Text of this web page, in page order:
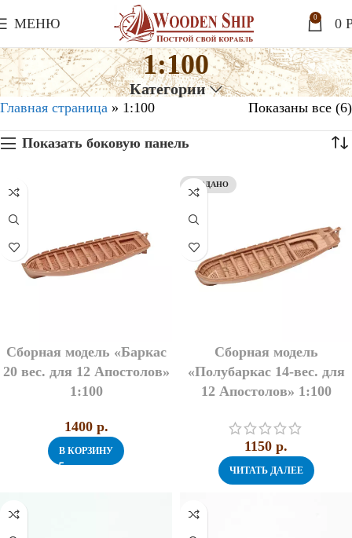
МЕНЮ 0 0
1:100
Категории
Главная страница » 1:100 Показаны все (6)
Показать боковую панель
Сборная модель «Баркас
20 вес. для 12 Апостолов»
1:100
1400 p.
В КОРЗИНУ
ПРОДАНО
Сборная модель
«Полубаркас 14-вес. для
12 Апостолов» 1:100
1150 p.
ЧИТАТЬ ДАЛЕЕ